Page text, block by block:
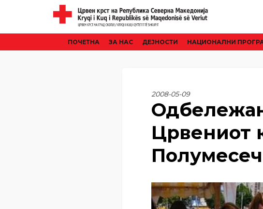
ПОЧЕТНА ЗА НАС ДЕЈНОСТИ НАЦИОНАЛНИ
2008-05-09
Црвениот